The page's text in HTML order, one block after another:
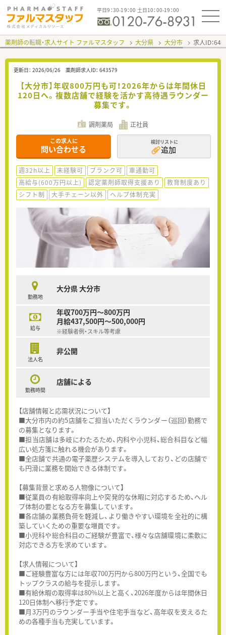
平日9：30-19：00 土日10：00-19：00
薬剤師の転職・求人サイト ファルマスタッフ 大分県 大分市 求人ID：
更新日： 2026/06/26 薬剤師求人ID： 643579
【大分市】年収800万円も可！2026年からは年間休日
120日へ。複数店舗で経験を活かす高待遇ラウンダー
募集です。
調剤薬局 正社員
この求人に
問い合わせる
検討リストに
追加
週32h以上 未経験可 ブランク可
車通勤可
高給与(600万円以上)
認定薬剤師取得支援あり
教育制度あり
シフト制
大手チェーン以外 ヘルプ体制充実
勤務地
大分県 大分市
給与
年収700万円～800万円
月給437,500円～500,000円
※経験者例・スキル等考慮
法人名
非公開
勤務時間
店舗による
【店舗情報と応需状況について】
■大分市内の約5店舗をご担当いただくラウンダー（巡回）勤務で
の募集となります。
■担当店舗は多岐にわたるため、内科や小児科、総合科目など幅
広い処方箋に触れる機会があります。
■全店舗で共通の電子薬歴システムを導入しており、どの店舗で
も円滑に業務を開始できる体制です。
【募集背景と求める人物像について】
■従業員の有給取得率向上や突発的な休暇に対応するため、ヘル
プ体制の要となる方を募集しています。
■各店舗の業務負荷を軽減し、より働きやすい環境を全社的に構
築していくための重要な増員です。
■小児科や総合科目のご経験が豊富で、様々な店舗環境に柔軟に
対応できる方を求めています。
【求人情報について】
■ご経験豊富な方には年収700万円から800万円という、全国でも
トップクラスの給与を提示します。
■有給休暇の取得率は80%以上と高く、2026年度からは年間休日
120日体制へ移行予定です。
■月3万円のラウンダー手当や住宅手当など、高年収を支えるた
めの各種手当も充実しています。